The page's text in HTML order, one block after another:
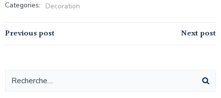
Categories: Decoration
Navigation
l’article
Previous post Navigation
Next post